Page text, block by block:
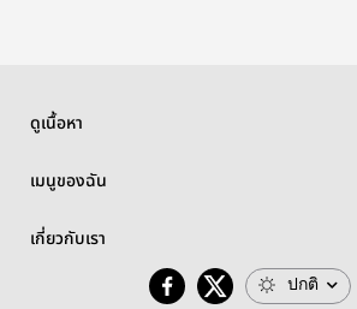
ดูเนื้อหา
เมนูของฉัน
เกี่ยวกับเรา
ปกติ